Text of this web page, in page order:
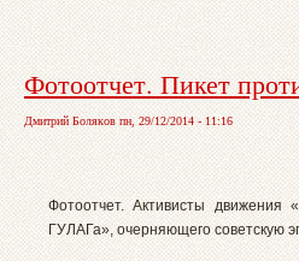
Фотоотчет. Пикет
Дмитрий Боляков пн, 29/12/2014 - 11:16
Фотоотчет. Активисты движения
ГУЛАГа», очерняющего советскую